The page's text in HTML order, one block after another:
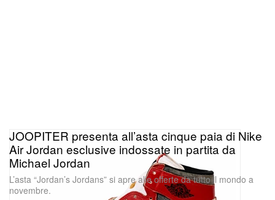
JOOPITER presenta all’asta cinque paia di Nike
Air Jordan esclusive indossate in partita da
Michael Jordan
L’asta “Jordan’s Jordans” si apre alle offerte da tutto il mondo a
novembre.